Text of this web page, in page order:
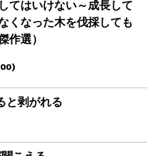
てはいけない～成長して
くなった木を伐採しても
作選）
と剥がれる